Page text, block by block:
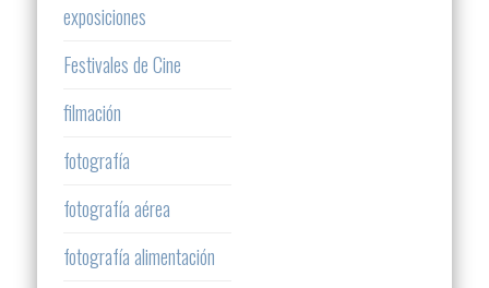
exposiciones
Festivales de Cine
filmación
fotografía
fotografía aérea
fotografía alimentación